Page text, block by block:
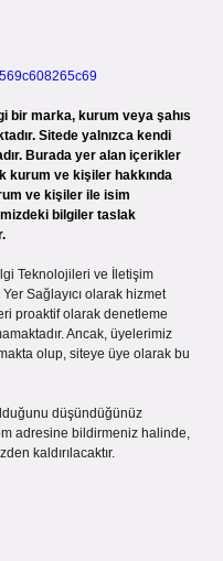
bir marka, kurum veya şahıs
Sitede yalnızca kendi
Burada yer alan içerikler
kurum ve kişiler hakkında
ve kişiler ile isim
bilgiler taslak
Teknolojileri ve İletişim
Sağlayıcı olarak hizmet
proaktif olarak denetleme
Ancak, üyelerimiz
olup, siteye üye olarak bu
düşündüğünüz
adresine bildirmeniz halinde,
kaldırılacaktır.